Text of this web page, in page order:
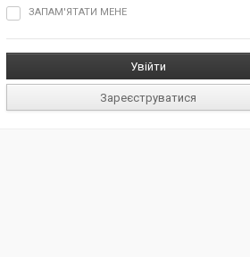
ЗАПАМ'ЯТАТИ МЕНЕ